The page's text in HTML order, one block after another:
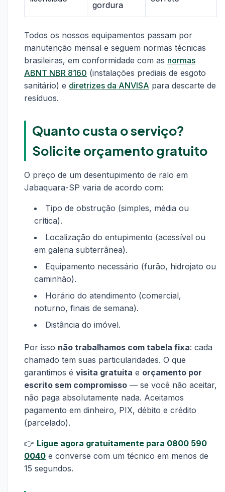
gordura
Todos os nossos equipamentos passam por
manutenção mensal e seguem normas técnicas
brasileiras, em conformidade com as normas
ABNT NBR 8160 (instalações prediais de esgoto
sanitário) e diretrizes da ANVISA para descarte de
resíduos.
Quanto custa o serviço?
Solicite orçamento gratuito
O preço de um desentupimento de ralo em
Jabaquara-SP varia de acordo com:
Tipo de obstrução (simples, média ou
crítica).
Localização do entupimento (acessível ou
em galeria subterrânea).
Equipamento necessário (furão, hidrojato ou
caminhão).
Horário do atendimento (comercial,
noturno, finais de semana).
Distância do imóvel.
Por isso não trabalhamos com tabela fixa: cada
chamado tem suas particularidades. O que
garantimos é visita gratuita e orçamento por
escrito sem compromisso — se você não aceitar,
não paga absolutamente nada. Aceitamos
pagamento em dinheiro, PIX, débito e crédito
(parcelado).
👉 Ligue agora gratuitamente para 0800 590
0040 e converse com um técnico em menos de
15 segundos.